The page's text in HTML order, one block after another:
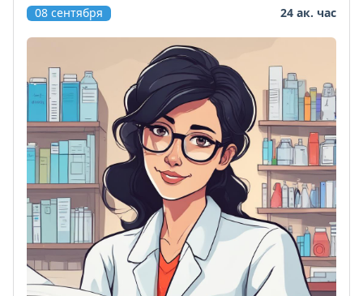
08 сентября 24 ак. час